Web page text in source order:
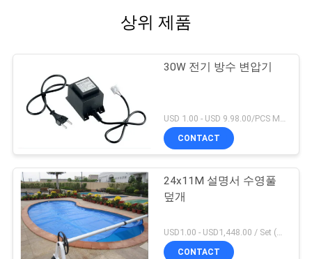
상위 제품
30W 전기 방수 변압기
USD 1.00 - USD 9.98.00/PCS MOQ:1 PC
CONTACT
24x11M 설명서 수영풀
덮개
CONTACT